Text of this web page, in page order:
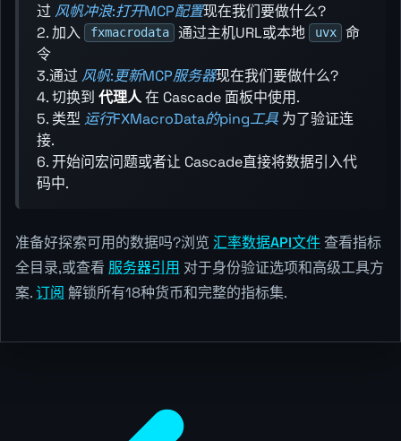
过 风帆冲浪:打开MCP配置现在我们要做什么?
2. 加入
fxmacrodata 通过主机URL或本地 uvx
命
令
3.通过 风帆:更新MCP服务器现在我们要做什么?
4. 切换到 代理人在 Cascade 面板中使用.
5. 类型 运行FXMacroData的ping工具 为了验证连
接.
6. 开始问宏问题或者让 Cascade直接将数据引入代
码中.
准备好探索可用的数据吗?浏览 汇率数据API文件查看指标
全目录,或查看 服务器引用 对于身份验证选项和高级工具方
案.订阅 解锁所有18种货币和完整的指标集.